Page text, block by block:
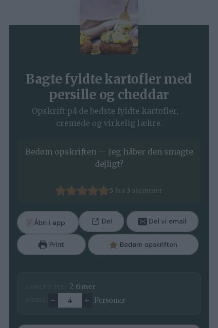
Bagte fyldte kartofler med
persille og cheddar
Opskrift på de bedste fyldte kartofler, –
cremede og virkelig lækre.
Bedøm opskriften — Jeg håber den smagte
dejligt?
5 fra 3 stemmer
Åbn i app Del Del vi email
Print Bedøm opskriften
2timer
timer
Ændre antal
– + Personer